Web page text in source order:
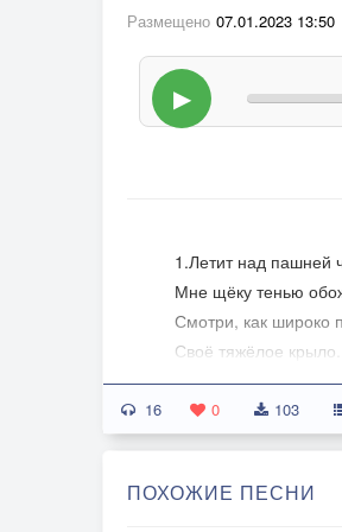
Размещено 07.01.2023 13:50
▶
1.Летит над пашней
Мне щёку тенью
Смотри, как широко
Своё тяжёлое крыло.
Летит он, грузный,
Устало голову
Как хмуро нависает
16 0 103
ПОХОЖИЕ ПЕСНИ